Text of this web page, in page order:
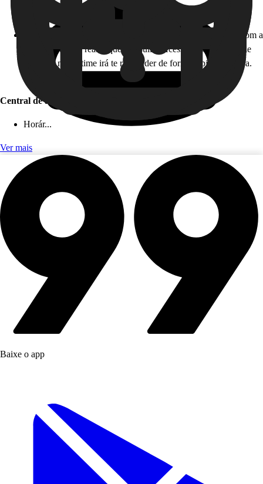
Horário de atendimento: 24 horas, todos os dias!
Como funciona: caso você não esteja disponível para falar com a
gente em tempo real, fique tranquilo! Acesse nossa Central de
Ajuda, e nosso time irá te responder de forma rápida e segura.
Central de ajuda (app)
Horár...
Ver mais
Baixe o app